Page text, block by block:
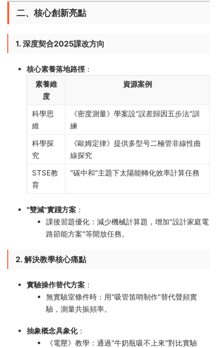
二、核心創新亮點
1. 深度契合2025課改方向
核心素養落地路徑 ​：
素養維
度
資源案例
科學思
維
《密度測量》學案設"誤差歸因五步法"訓
練
科學探
究
《歐姆定律》提供多型号二極管非線性曲
線探究
STSE教
育
"碳中和"主題下太陽能轉化效率計算任務
​"雙減"實踐方案 ​：
課後習題優化：減少機械計算題，增加"設計家庭電
路節能方案"等開放任務。
2. 解決教學核心痛點
實驗操作替代方案 ​：
無實驗室條件時：用"吸管笛哨制作"替代聲頻實
驗，測量共振頻率。
抽象概念具象化​：
《電壓》教學：通過"牛奶瓶吸不上來"對比實驗